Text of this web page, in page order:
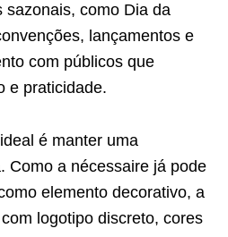
sazonais, como Dia da
lançamentos e
com públicos que
e praticidade.
é manter uma
Como a nécessaire já pode
elemento decorativo, a
logotipo discreto, cores